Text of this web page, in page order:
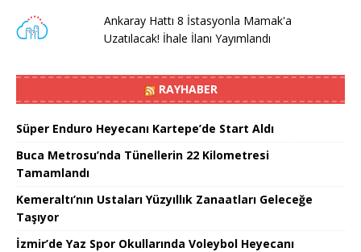
Ankaray Hattı 8 İstasyonla Mamak'a
Uzatılacak! İhale İlanı Yayımlandı
RAYHABER
Süper Enduro Heyecanı Kartepe’de Start Aldı
Buca Metrosu’nda Tünellerin 22 Kilometresi
Tamamlandı
Kemeraltı’nın Ustaları Yüzyıllık Zanaatları Geleceğe
Taşıyor
İzmir’de Yaz Spor Okullarında Voleybol Heyecanı